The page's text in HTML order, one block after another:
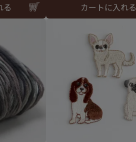
る カートに入れる